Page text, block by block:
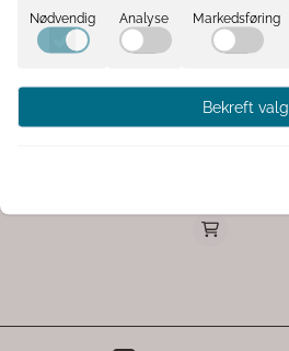
Quiltet teppe i fantastisk myk
kvalitet. 100% bomuld, Fyld 100
Nødvendig Analyse Markedsføring
Bekreft valg